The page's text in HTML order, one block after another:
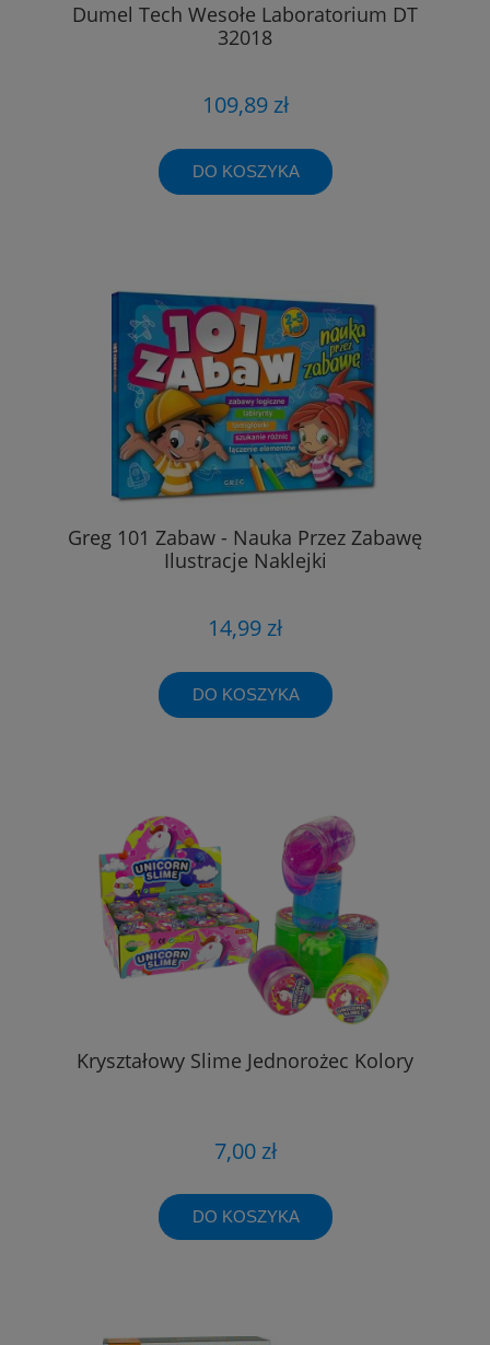
Dumel Tech Wesołe Laboratorium DT
32018
109,89 zł
DO KOSZYKA
Greg 101 Zabaw - Nauka Przez Zabawę
Ilustracje Naklejki
14,99 zł
DO KOSZYKA
Kryształowy Slime Jednorożec Kolory
7,00 zł
DO KOSZYKA